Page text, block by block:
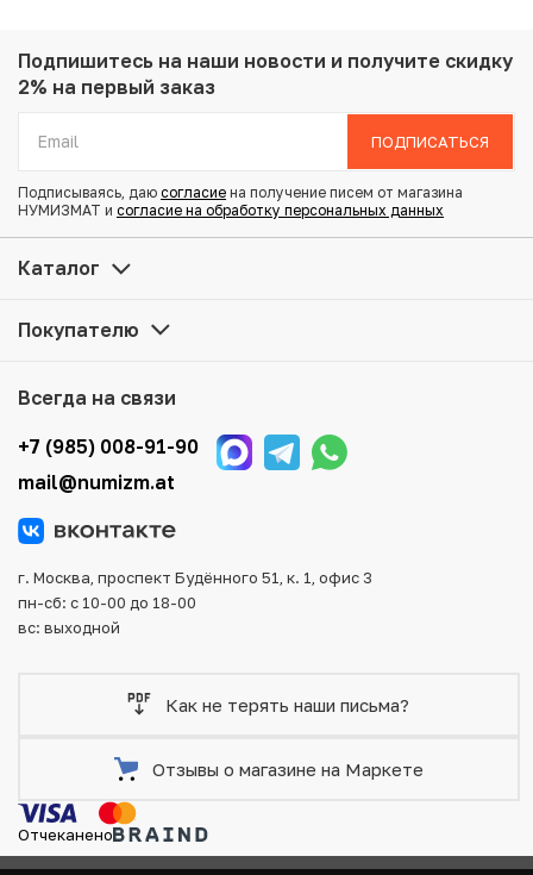
Вес: 7.2 г
Диаметр: 28.6 мм
Купить 10 кэш 1920 года Китай по привлекательной цене
можно в нашем интернет-магазине — Вам достаточно
оформить заказ на сайте. Все монеты, представленные
в каталоге, находятся в наличии на нашем складе.
того, возможен самовывоз товара из офиса магазина.
тщательно упаковываются, что исключает возможность
повреждения во время доставки.
Подпишитесь на наши новости и получите скидку
2% на первый заказ
ПОДПИСАТЬСЯ
Подписываясь, даю согласие на получение писем от магазина
НУМИЗМАТ и согласие на обработку персональных данных
Каталог
Покупателю
Всегда на связи
+7 (985) 008-91-90
mail@numizm.at
г. Москва, проспект Будённого 51, к. 1, офис 3
пн-сб: с 10-00 до 18-00
вс: выходной
Как не терять наши письма?
Отзывы о магазине на Маркете
Отчеканено